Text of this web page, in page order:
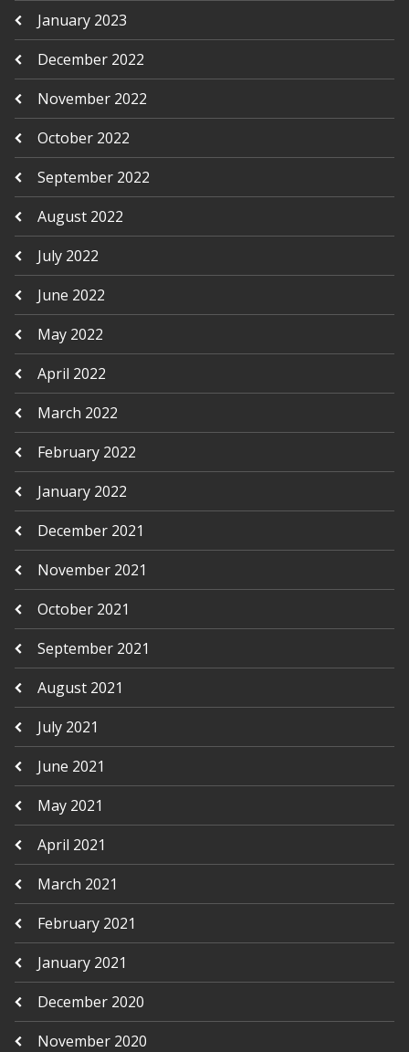
January 2023
December 2022
November 2022
October 2022
September 2022
August 2022
July 2022
June 2022
May 2022
April 2022
March 2022
February 2022
January 2022
December 2021
November 2021
October 2021
September 2021
August 2021
July 2021
June 2021
May 2021
April 2021
March 2021
February 2021
January 2021
December 2020
November 2020